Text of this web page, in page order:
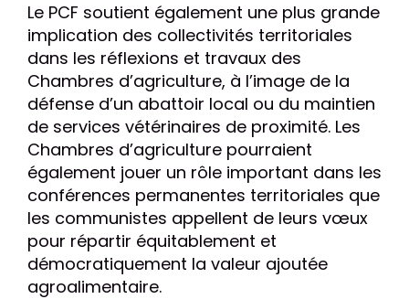
Le PCF soutient également une plus grande
implication des collectivités territoriales
dans les réflexions et travaux des
Chambres d’agriculture, à l’image de la
défense d’un abattoir local ou du maintien
de services vétérinaires de proximité. Les
Chambres d’agriculture pourraient
également jouer un rôle important dans les
conférences permanentes territoriales que
les communistes appellent de leurs vœux
pour répartir équitablement et
démocratiquement la valeur ajoutée
agroalimentaire.